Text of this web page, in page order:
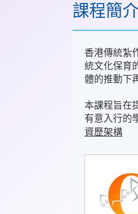
課程簡介
香港傳統紮
統文化保育
體的推動下
本課程旨在
有意入行的
資歷架構